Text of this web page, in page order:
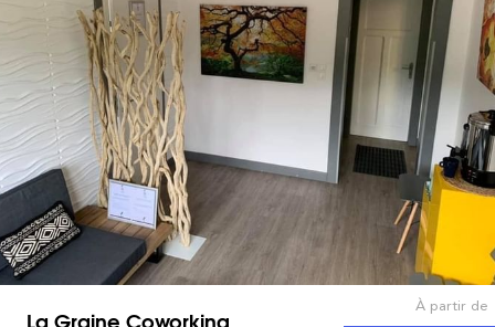
La Graine Coworking À partir de